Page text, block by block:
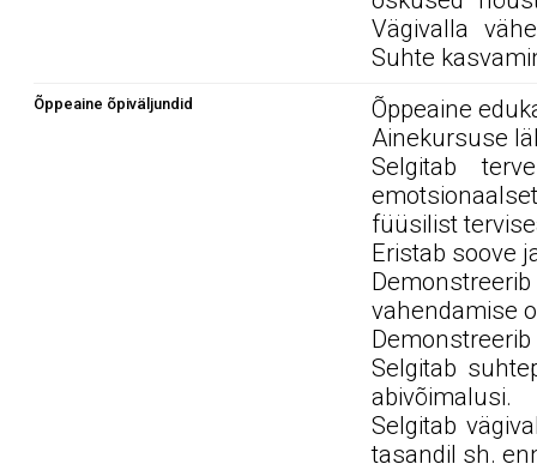
Vägivalla
Suhte
Õppeaine õpiväljundid
Õppeaine
Ainekursuse
Selgitab
füüsilist
Eristab soove
vahendamise
Selgitab
abivõimalusi.
Selgitab
tasandil sh.